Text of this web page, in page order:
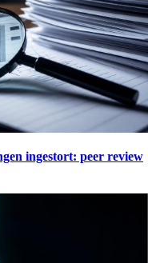
ingestort: peer review